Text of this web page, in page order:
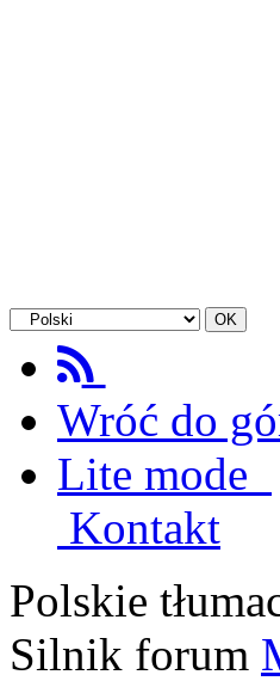
Wróć do
Lite mode
Kontakt
Polskie
Silnik forum